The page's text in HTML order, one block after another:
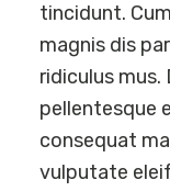
tincidunt.
magnis dis
ridiculus mus.
pellentesque
consequat
vulputate